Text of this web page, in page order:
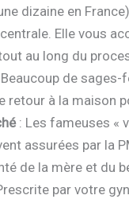
dizaine en
Elle vous
au long du
Beaucoup de
retour à la maison
: Les fameuses «
assurées par la
de la mère et du
par votre